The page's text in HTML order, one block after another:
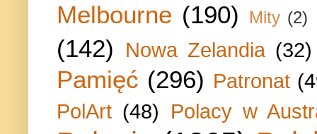
Melbourne (190) Mity (2)
(142) Nowa Zelandia (32)
Pamięć (296) Patronat
PolArt (48) Polacy w